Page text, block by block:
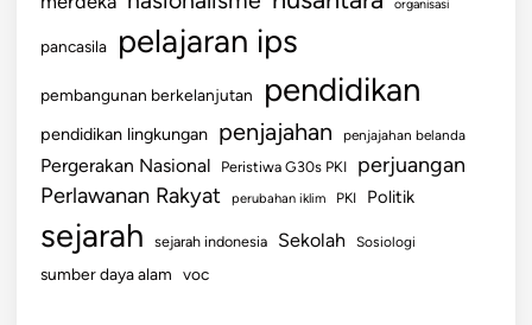
r
t
organisasi
pancasila pelajaran ips
pembangunan berkelanjutan pendidikan
pendidikan lingkungan penjajahan penjajahan belanda
Pergerakan Nasional Peristiwa G30s PKI perjuangan
Perlawanan Rakyat perubahan iklim PKI Politik
sejarah sejarah indonesia Sekolah Sosiologi
sumber daya alam voc